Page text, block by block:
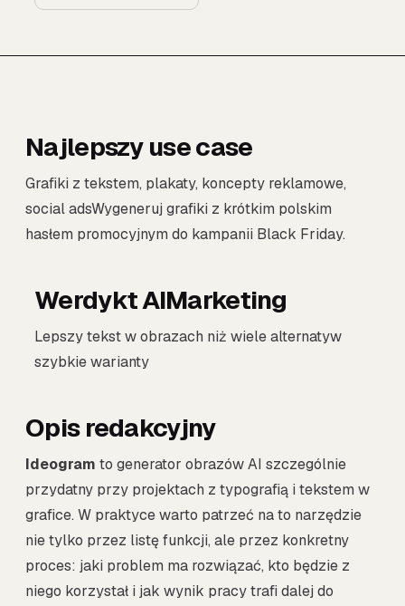
Najlepszy use case
Grafiki z tekstem, plakaty, koncepty reklamowe,
social adsWygeneruj grafiki z krótkim polskim
hasłem promocyjnym do kampanii Black Friday.
Werdykt AIMarketing
Lepszy tekst w obrazach niż wiele alternatyw
szybkie warianty
Opis redakcyjny
Ideogram to generator obrazów AI szczególnie
przydatny przy projektach z typografią i tekstem w
grafice. W praktyce warto patrzeć na to narzędzie
nie tylko przez listę funkcji, ale przez konkretny
proces: jaki problem ma rozwiązać, kto będzie z
niego korzystał i jak wynik pracy trafi dalej do